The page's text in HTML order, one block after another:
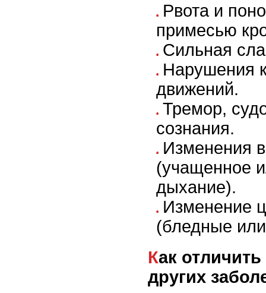
Рвота и
примесью
Сильная
Нарушения
движений.
Тремор,
сознания.
Изменения
(учащенное
дыхание).
Изменение
(бледные
Как отличить отравление от
других